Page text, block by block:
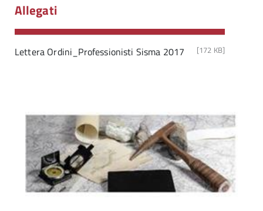
Allegati
Lettera Ordini_Professionisti Sisma 2017 [172 KB]